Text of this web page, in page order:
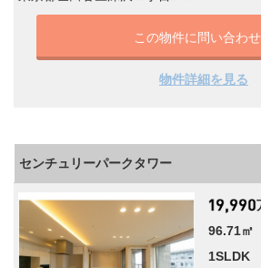
この物件に問い合わ
物件詳細を見る
センチュリーパークタワー
96.71㎡
1SLDK